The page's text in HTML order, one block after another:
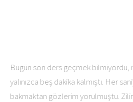
Bugün son ders geçmek bilmiyordu,
yalınızca beş dakika kalmıştı. Her
bakmaktan gözlerim yorulmuştu.